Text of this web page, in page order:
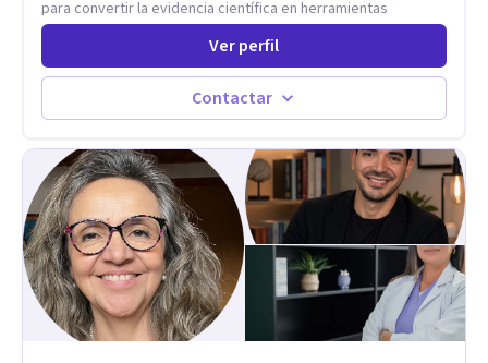
para convertir la evidencia científica en herramientas
prácticas que mejoran la forma en que las personas viven,
aman, lideran y se comunican. Con más de 20 años de
experiencia, acompaña a personas, parejas y líderes en
procesos de desarrollo personal y profesional. Su trabajo se
centra en la regulación emocional, las relaciones de pareja, la
metodología combina psicología contemporánea,
neurociencias y estrategias de cambio basadas en evidencia
para fortalecer la autoestima, desarrollar habilidades
socioemocionales y promover cambios sostenibles. Como
divulgador científico, acerca la psicología y las neurociencias
a la vida cotidiana mediante contenidos claros, rigurosos y
aplicables, con el propósito de impulsar un bienestar integral.
Ver perfil
Contactar